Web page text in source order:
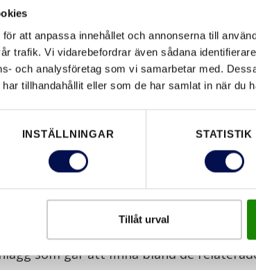
att anpassa innehållet och annonserna till
trafik. Vi vidarebefordrar även sådana
och analysföretag som vi samarbetar med.
tillhandahållit eller som de har samlat in när du
INSTÄLLNINGAR STATISTIK
Tillåt urval
vitfolierade spegeldörrar med raka
i furu.
fem olika modellserier: Stable,
moderna spegeldörrar med raka
Charisma som är dörrar med 3D-struktur.
som går att finna bland de